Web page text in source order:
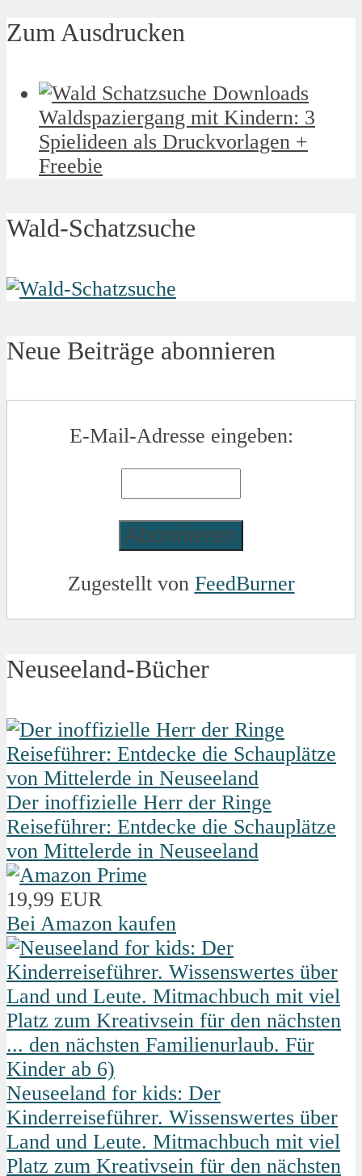
Zum Ausdrucken
Waldspaziergang mit Kindern: 3
Spielideen als Druckvorlagen +
Freebie
Wald-Schatzsuche
Neue Beiträge abonnieren
E-Mail-Adresse eingeben:
Zugestellt von FeedBurner
Neuseeland-Bücher
Der inoffizielle Herr der Ringe
Reiseführer: Entdecke die Schauplätze
von Mittelerde in Neuseeland
19,99 EUR
Bei Amazon kaufen
Neuseeland for kids: Der
Kinderreiseführer. Wissenswertes über
Land und Leute. Mitmachbuch mit viel
Platz zum Kreativsein für den nächsten